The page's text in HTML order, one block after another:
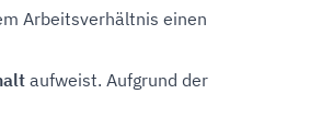
Arbeitsverhältnis einen
aufweist. Aufgrund der